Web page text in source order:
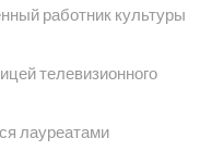
работник культуры
телевизионного
лауреатами